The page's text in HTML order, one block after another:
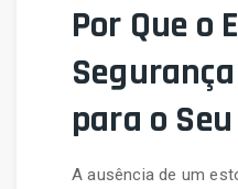
Por Que o
para o
A ausência de um